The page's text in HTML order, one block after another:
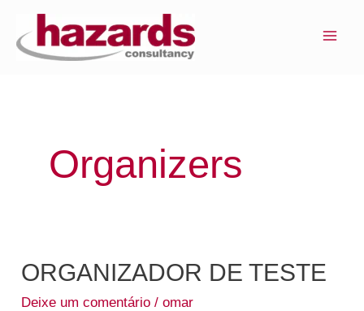
para
Organizers
ORGANIZADOR DE TESTE
Deixe um comentário /omar
ORGANIZADOR
DE